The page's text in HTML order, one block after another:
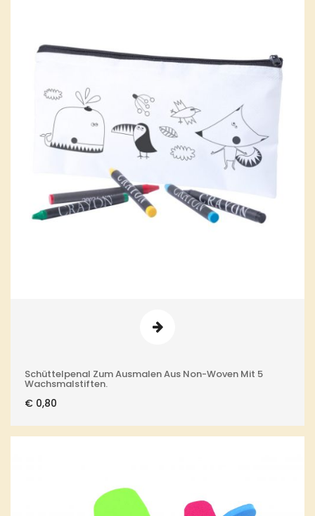
Schüttelpenal Zum Ausmalen Aus Non-Woven Mit 5
Wachsmalstiften.
€ 0,80